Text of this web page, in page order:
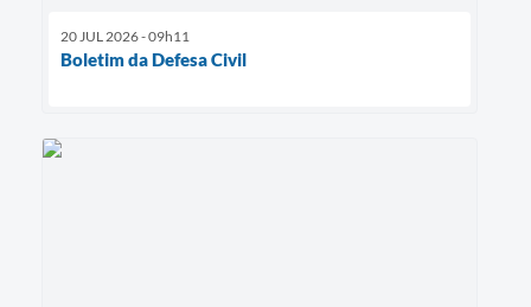
20 JUL 2026 - 09h11
Boletim da Defesa Civil